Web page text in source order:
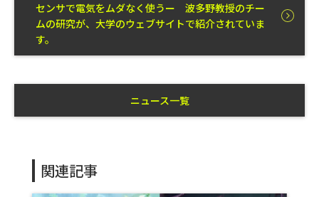
ニュース一覧
センサで電気をムダなく使うー 波多野教授のチー
ムの研究が、大学のウェブサイトで紹介されていま
す。
関連記事